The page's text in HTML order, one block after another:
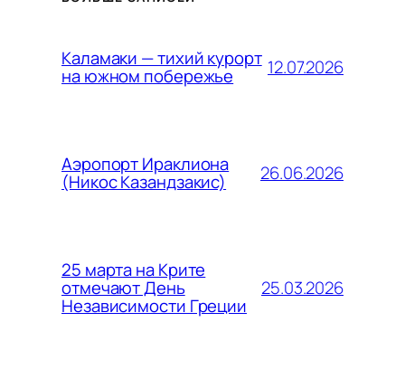
Каламаки — тихий курорт
на южном побережье 12.07.2026
Аэропорт Ираклиона
(Никос Казандзакис) 26.06.2026
25 марта на Крите
отмечают День
Независимости Греции
25.03.2026